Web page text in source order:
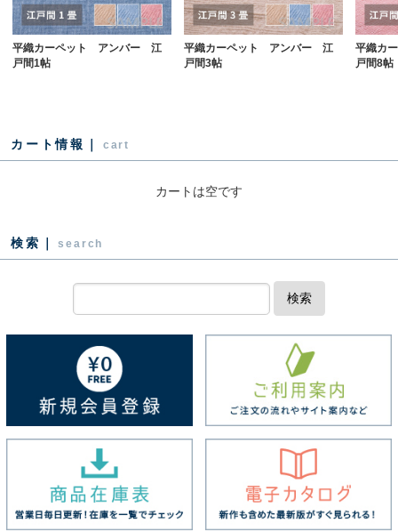
平織カーペット アンバー 江
戸間1帖
平織カーペット アンバー 江
戸間3帖
平織カ
戸間8帖
カート情報｜ cart
カートは空です
検索｜ search
検索